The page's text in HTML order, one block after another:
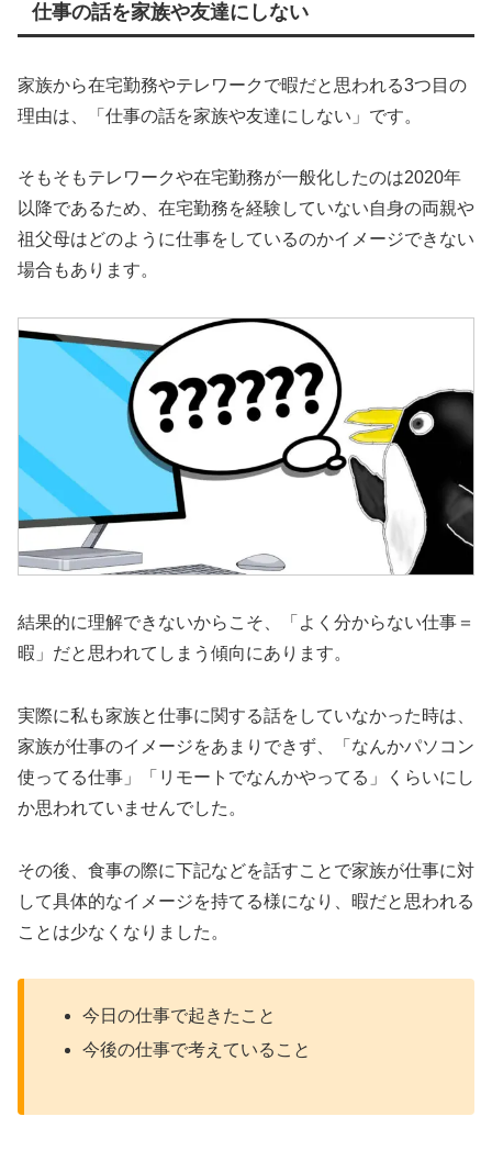
仕事の話を家族や友達にしない
家族から在宅勤務やテレワークで暇だと思われる3つ目の
理由は、「仕事の話を家族や友達にしない」です。
そもそもテレワークや在宅勤務が一般化したのは2020年
以降であるため、在宅勤務を経験していない自身の両親や
祖父母はどのように仕事をしているのかイメージできない
場合もあります。
結果的に理解できないからこそ、「よく分からない仕事＝
暇」だと思われてしまう傾向にあります。
実際に私も家族と仕事に関する話をしていなかった時は、
家族が仕事のイメージをあまりできず、「なんかパソコン
使ってる仕事」「リモートでなんかやってる」くらいにし
か思われていませんでした。
その後、食事の際に下記などを話すことで家族が仕事に対
して具体的なイメージを持てる様になり、暇だと思われる
ことは少なくなりました。
今日の仕事で起きたこと
今後の仕事で考えていること